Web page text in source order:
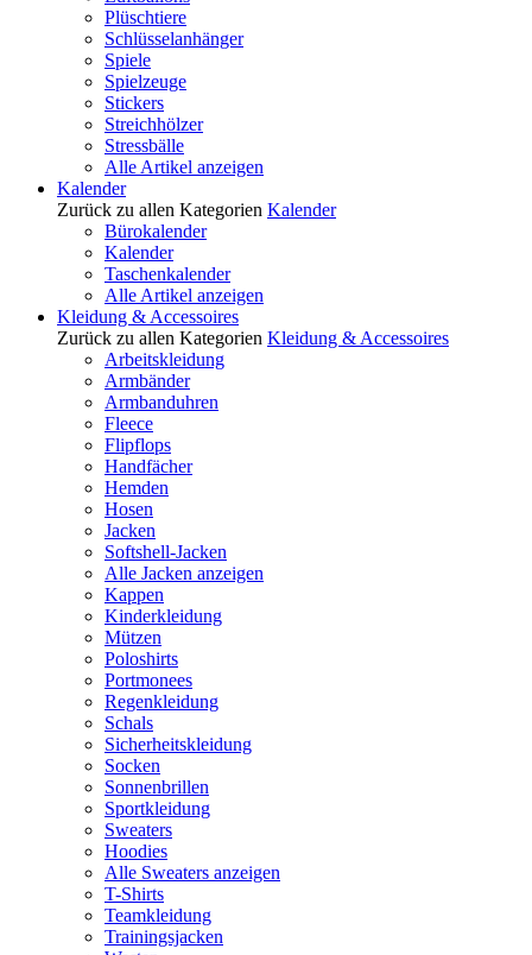
Plüschtiere
Schlüsselanhänger
Spiele
Spielzeuge
Stickers
Streichhölzer
Stressbälle
Alle Artikel anzeigen
Kalender
Zurück zu allen Kategorien Kalender
Bürokalender
Kalender
Taschenkalender
Alle Artikel anzeigen
Kleidung & Accessoires
Zurück zu allen Kategorien Kleidung & Accessoires
Arbeitskleidung
Armbänder
Armbanduhren
Fleece
Flipflops
Handfächer
Hemden
Hosen
Jacken
Softshell-Jacken
Alle Jacken anzeigen
Kappen
Kinderkleidung
Mützen
Poloshirts
Portmonees
Regenkleidung
Schals
Sicherheitskleidung
Socken
Sonnenbrillen
Sportkleidung
Sweaters
Hoodies
Alle Sweaters anzeigen
T-Shirts
Teamkleidung
Trainingsjacken